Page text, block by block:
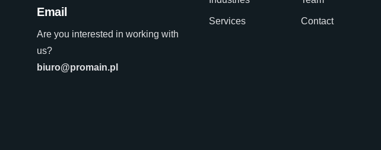
Email
Are you interested in working with
us?
biuro@promain.pl
Services Contact